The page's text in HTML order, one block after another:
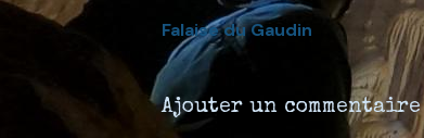
Falaise du Gaudin
Ajouter un commentaire